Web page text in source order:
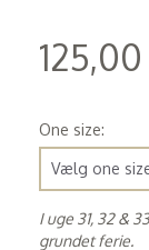
One size:
I uge 31, 32 &
grundet ferie.